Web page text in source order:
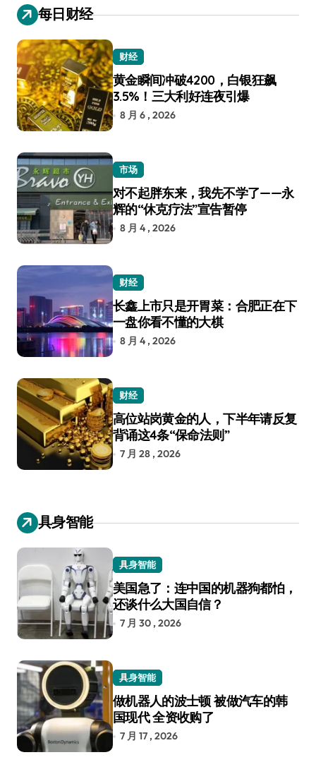
每日财经
财经
黄金瞬间冲破4200，白银狂飙
3.5%！三大利好连夜引爆
8 月 6 , 2026
市场
对不起胖东来，我先不学了——永
辉的“休克疗法”宣告暂停
8 月 4 , 2026
财经
长鑫上市只是开胃菜：合肥正在下
一盘你看不懂的大棋
8 月 4 , 2026
财经
高位站岗黄金的人，下半年请反复
背诵这4条“保命法则”
7 月 28 , 2026
具身智能
具身智能
美国急了：连中国的机器狗都怕，
还谈什么大国自信？
7 月 30 , 2026
具身智能
做机器人的波士顿 被做汽车的韩
国现代 全资收购了
7 月 17 , 2026